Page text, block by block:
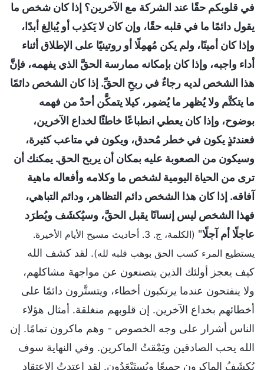
في قلوبكم حقًا عند الشركة مع الآخرين؟ إذا كان شخص ما
يقول دائمًا ما في قلبه حقًا، وإن كان لا يَكذِب أو يُبالِغ أبدًا،
وإذا كان أمينًا، ولم يكن مُهمِلًا أو روتينيًا على الإطلاق أثناء
أداء واجبه، وإذا كان بإمكانه ممارسة الحقَّ الذي يفهمه، فإنَّ
هذا الشخص لديه رجاءٌ في ربحِ الحقِّ. إذا كان الشخص دائمًا
ما يتكتَّم ولا يُظهر ما يُضمِر، كيلا يتمكَّن أحدٌ من فهمه
بوضوح، وإذا كان يعطي انطباعًا خاطئًا لخداع الآخرين،
فعندئذٍ يكون في خطر مُحدق، ويكون في متاعب كثيرة،
وسيكون من الصعوبة عليه بمكان أن يربح الحق. يمكنك أن
ترى من الحياة اليومية لشخص ما وكلامه وأفعاله ماهية
آفاقه. إذا كان هذا الشخص دائم التظاهر، ودائم التباهي،
فهذا الشخص ليس إنسانًا يقبل الحقَّ، وسيُكشَف ويُطرَد
عاجلًا أم آجلًا"
(الكلمة، ج. 3. أحاديث مسيح الأيام الأخيرة.
يستطيع المرء كسب الحق بوهب قلبه لله). لقد كشف الله
كيف يعجز أولئك الذين يتصنعون عن مواجهة مشاكلهم،
ولا ينفتحون عندما يرتكبون أخطاء، ويتستَّرون دائمًا على
أخطائهم بخداع الآخرين. إن قلوبهم منغلقة. أمثال هؤلاء
الناس أشرار على وجه الخصوص - وهم ماكرون تمامًا. إن
الله يحب الصادقين ويَمْقتُ الماكرين. وفي النهاية سوف
يُكشَفُ الماكرون جميعًا ويُستَبْعَدُون. لقد اعتدتُ الاعتقاد